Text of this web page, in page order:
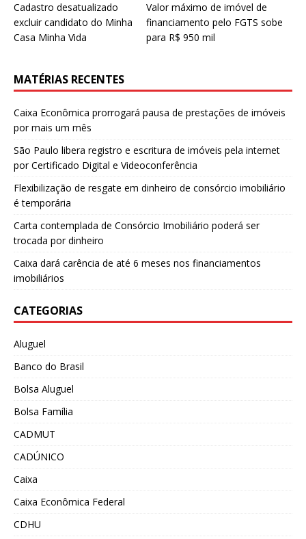
Cadastro desatualizado
excluir candidato do Minha
Casa Minha Vida
Valor máximo de imóvel de
financiamento pelo FGTS sobe
para R$ 950 mil
MATÉRIAS RECENTES
Caixa Econômica prorrogará pausa de prestações de imóveis
por mais um mês
São Paulo libera registro e escritura de imóveis pela internet
por Certificado Digital e Videoconferência
Flexibilização de resgate em dinheiro de consórcio imobiliário
é temporária
Carta contemplada de Consórcio Imobiliário poderá ser
trocada por dinheiro
Caixa dará carência de até 6 meses nos financiamentos
imobiliários
CATEGORIAS
Aluguel
Banco do Brasil
Bolsa Aluguel
Bolsa Família
CADMUT
CADÚNICO
Caixa
Caixa Econômica Federal
CDHU